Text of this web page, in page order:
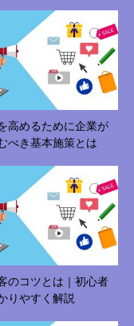
高めるために企業が
べき基本施策とは
のコツとは｜初心者
りやすく解説